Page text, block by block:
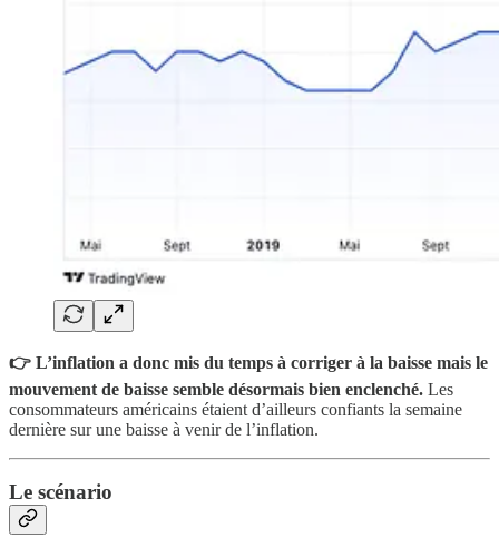
👉 L’inflation a donc mis du temps à corriger à la baisse mais le
mouvement de baisse semble désormais bien enclenché. Les
consommateurs américains étaient d’ailleurs confiants la semaine
dernière sur une baisse à venir de l’inflation.
Le scénario